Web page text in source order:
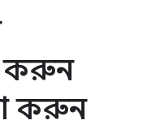
করুন
করুন